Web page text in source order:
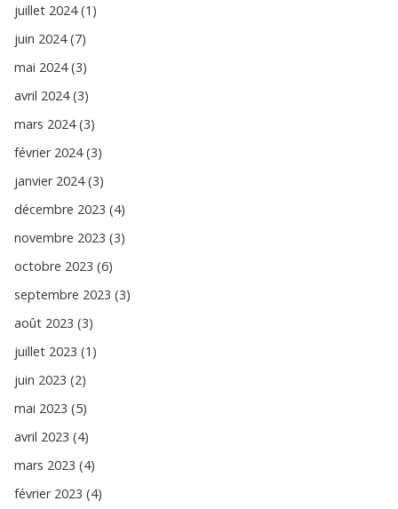
juillet 2024 (1)
juin 2024 (7)
mai 2024 (3)
avril 2024 (3)
mars 2024 (3)
février 2024 (3)
janvier 2024 (3)
décembre 2023 (4)
novembre 2023 (3)
octobre 2023 (6)
septembre 2023 (3)
août 2023 (3)
juillet 2023 (1)
juin 2023 (2)
mai 2023 (5)
avril 2023 (4)
mars 2023 (4)
février 2023 (4)